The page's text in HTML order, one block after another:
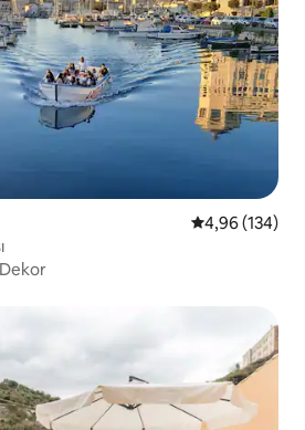
5 üzerinden
4,96 (134)
Dekor